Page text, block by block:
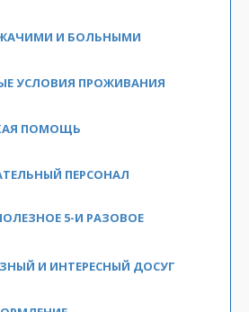
И БОЛЬНЫМИ
УСЛОВИЯ ПРОЖИВАНИЯ
ПОМОЩЬ
ПЕРСОНАЛ
5-И РАЗОВОЕ
И ИНТЕРЕСНЫЙ ДОСУГ